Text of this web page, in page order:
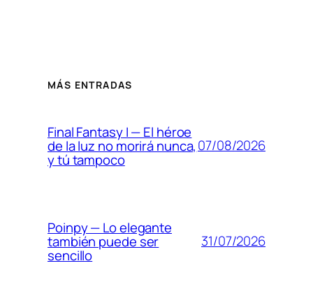
MÁS ENTRADAS
Final Fantasy I — El héroe
de la luz no morirá nunca,
y tú tampoco
07/08/2026
Poinpy — Lo elegante
también puede ser
sencillo
31/07/2026